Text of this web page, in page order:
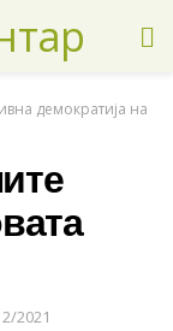
демократија на
2021